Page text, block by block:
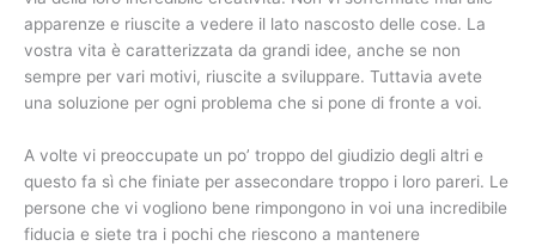
apparenze e riuscite a vedere il lato nascosto delle cose. La
vostra vita è caratterizzata da grandi idee, anche se non
sempre per vari motivi, riuscite a sviluppare. Tuttavia avete
una soluzione per ogni problema che si pone di fronte a voi.
A volte vi preoccupate un po’ troppo del giudizio degli altri e
questo fa sì che finiate per assecondare troppo i loro pareri. Le
persone che vi vogliono bene rimpongono in voi una incredibile
fiducia e siete tra i pochi che riescono a mantenere